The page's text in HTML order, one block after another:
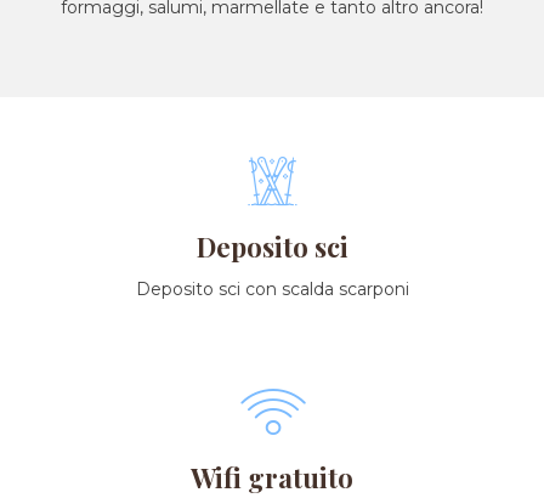
formaggi, salumi, marmellate e tanto altro ancora!
Deposito sci
Deposito sci con scalda scarponi
Wifi gratuito